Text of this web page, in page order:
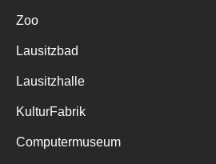
Zoo
Lausitzbad
Lausitzhalle
KulturFabrik
Computermuseum